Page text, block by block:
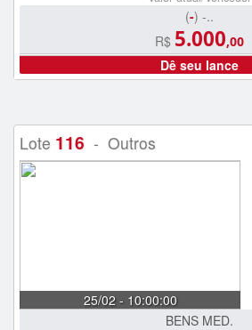
(-) -..
R$ 5.000,00
Dê seu lance
Lote 116 - Outros
25/02 - 10:00:00
BENS MED.